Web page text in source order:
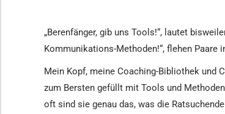
„Berenfänger, gib uns Tools!“, lautet
Kommunikations-Methoden!“, flehen Paare
Mein Kopf, meine Coaching-Bibliothek und
zum Bersten gefüllt mit Tools und
oft sind sie genau das, was die